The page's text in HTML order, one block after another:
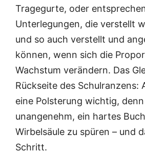
Tragegurte, oder
Unterlegungen, die verstellt
und so auch verstellt und
können, wenn sich die
Wachstum verändern. Das
Rückseite des Schulranzens:
eine Polsterung wichtig,
unangenehm, ein hartes
Wirbelsäule zu spüren – und
Schritt.